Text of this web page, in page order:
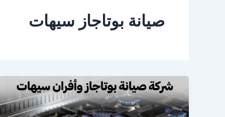
صيانة بوتاجاز سيهات